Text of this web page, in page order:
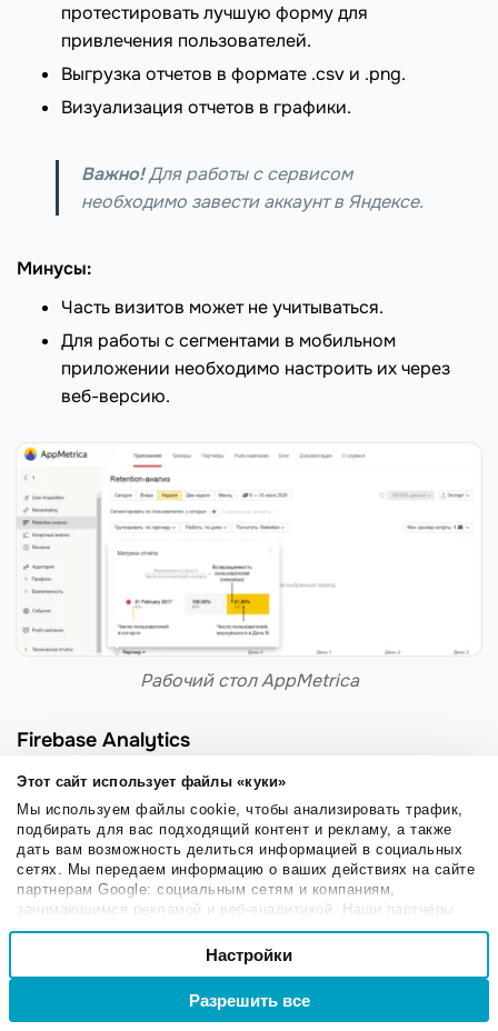
Этот сайт использует файлы «куки»
Мы используем файлы cookie, чтобы анализировать трафик,
подбирать для вас подходящий контент и рекламу, а также
дать вам возможность делиться информацией в социальных
сетях. Мы передаем информацию о ваших действиях на сайте
партнерам Google: социальным сетям и компаниям,
занимающимся рекламой и веб-аналитикой. Наши партнеры
могут комбинировать эти сведения с предоставленной вами
информацией, а также данными, которые они получили при
использовании вами их сервисов.
Выбор
Настроечные
Настройки
Разрешить все
протестировать лучшую форму для
привлечения пользователей.
Выгрузка отчетов в формате .csv и .png.
Визуализация отчетов в графики.
Важно!Для работы с сервисом
необходимо завести аккаунт в Яндексе.
Минусы:
Часть визитов может не учитываться.
Для работы с сегментами в мобильном
приложении необходимо настроить их через
веб-версию.
Рабочий стол AppMetrica
Firebase Analytics
Сервис от Googleдля комплексной аналитики и
разработки мобильного приложения.
Важно!В Google Analytics есть
возможность отслеживания мобильных
программ, но Firebase имеет
расширенные настройки для анализа
данных и поддерживает возможность
настройки приложения.